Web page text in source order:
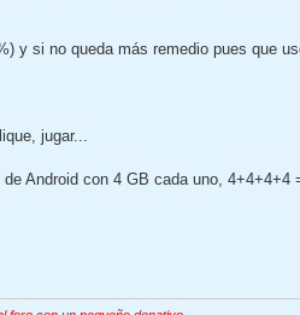
y si no queda más remedio pues que
jugar...
Android con 4 GB cada uno, 4+4+4+4